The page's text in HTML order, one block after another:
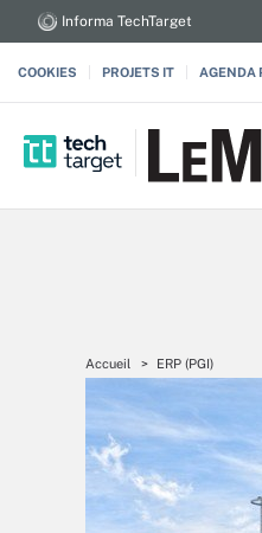
Informa TechTarget
COOKIES PROJETS IT AGENDA
Accueil ERP (PGI)